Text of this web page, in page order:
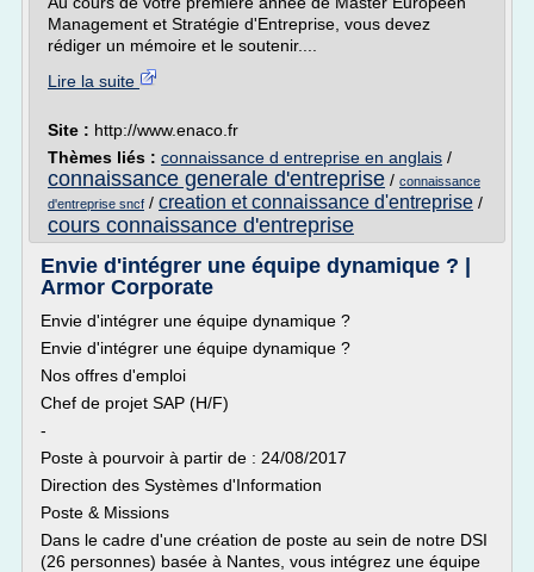
Management et Stratégie d'Entreprise, vous devez
rédiger un mémoire et le soutenir....
Lire la suite
Site : http://www.enaco.fr
Thèmes liés : connaissance d entreprise en anglais /
connaissance generale d'entreprise / connaissance
d'entreprise sncf / creation et connaissance d'entreprise /
cours connaissance d'entreprise
Envie d'intégrer une équipe dynamique ? |
Armor Corporate
Envie d'intégrer une équipe dynamique ?
Envie d'intégrer une équipe dynamique ?
Nos offres d'emploi
Chef de projet SAP (H/F)
-
Poste à pourvoir à partir de : 24/08/2017
Direction des Systèmes d'Information
Poste & Missions
Dans le cadre d'une création de poste au sein de notre DSI
(26 personnes) basée à Nantes, vous intégrez une équipe